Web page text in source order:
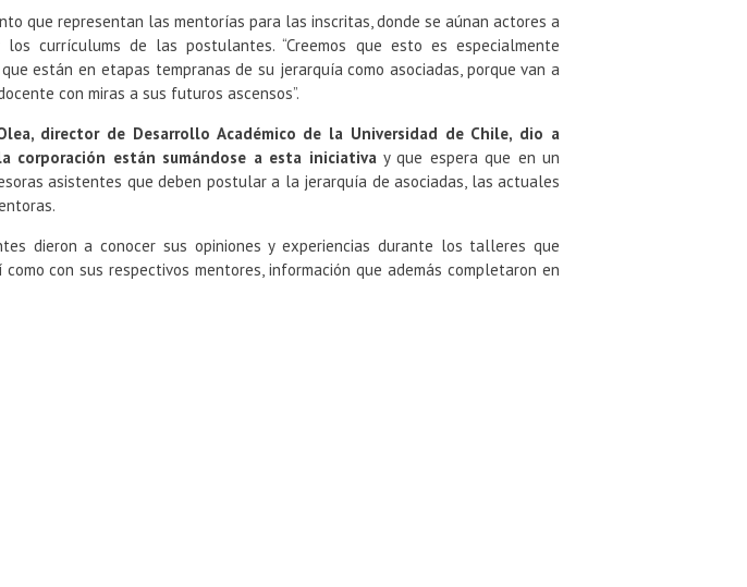
que representan las mentorías para las inscritas, donde se aúnan actores a
currículums de las postulantes. “Creemos que esto es especialmente
están en etapas tempranas de su jerarquía como asociadas, porque van a
con miras a sus futuros ascensos”.
director de Desarrollo Académico de la Universidad de Chile, dio a
corporación están sumándose a esta iniciativay que espera que en un
asistentes que deben postular a la jerarquía de asociadas, las actuales
dieron a conocer sus opiniones y experiencias durante los talleres que
con sus respectivos mentores, información que además completaron en